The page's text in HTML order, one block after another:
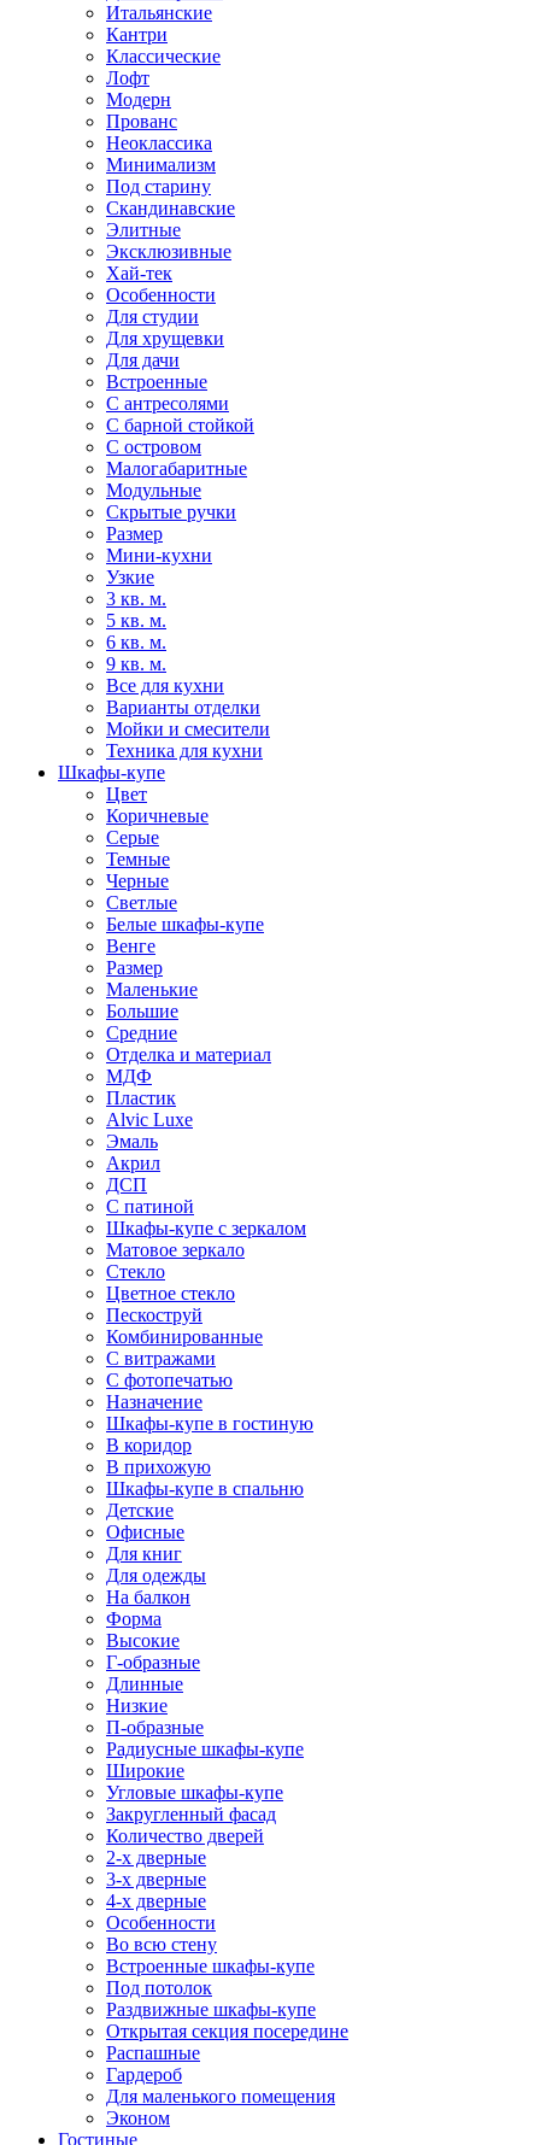
Итальянские
Кантри
Классические
Лофт
Модерн
Прованс
Неоклассика
Минимализм
Под старину
Скандинавские
Элитные
Эксклюзивные
Хай-тек
Особенности
Для студии
Для хрущевки
Для дачи
Встроенные
С антресолями
С барной стойкой
С островом
Малогабаритные
Модульные
Скрытые ручки
Размер
Мини-кухни
Узкие
3 кв. м.
5 кв. м.
6 кв. м.
9 кв. м.
Все для кухни
Варианты отделки
Мойки и смесители
Техника для кухни
Шкафы-купе
Цвет
Коричневые
Серые
Темные
Черные
Светлые
Белые шкафы-купе
Венге
Размер
Маленькие
Большие
Средние
Отделка и материал
МДФ
Пластик
Alvic Luxe
Эмаль
Акрил
ДСП
С патиной
Шкафы-купе с зеркалом
Матовое зеркало
Стекло
Цветное стекло
Пескоструй
Комбинированные
С витражами
С фотопечатью
Назначение
Шкафы-купе в гостиную
В коридор
В прихожую
Шкафы-купе в спальню
Детские
Офисные
Для книг
Для одежды
На балкон
Форма
Высокие
Г-образные
Длинные
Низкие
П-образные
Радиусные шкафы-купе
Широкие
Угловые шкафы-купе
Закругленный фасад
Количество дверей
2-х дверные
3-х дверные
4-х дверные
Особенности
Во всю стену
Встроенные шкафы-купе
Под потолок
Раздвижные шкафы-купе
Открытая секция посередине
Распашные
Гардероб
Для маленького помещения
Эконом
Гостиные